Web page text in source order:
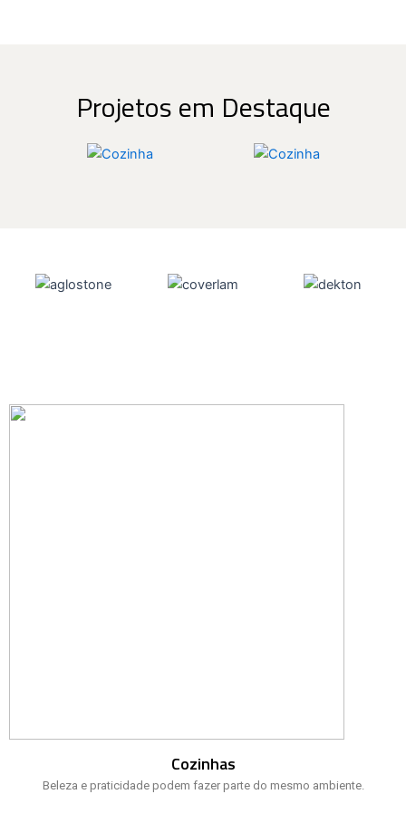
Projetos em Destaque
Cozinhas
Beleza e praticidade podem fazer parte do mesmo ambiente.